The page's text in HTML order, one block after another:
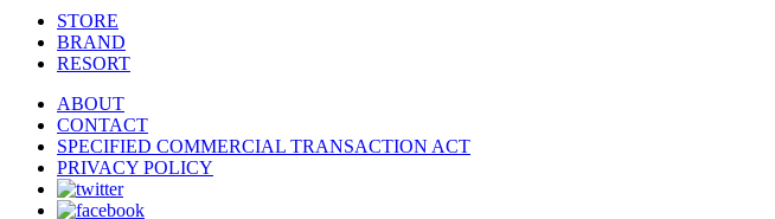
STORE
BRAND
RESORT
ABOUT
CONTACT
SPECIFIED COMMERCIAL TRANSACTION ACT
PRIVACY POLICY